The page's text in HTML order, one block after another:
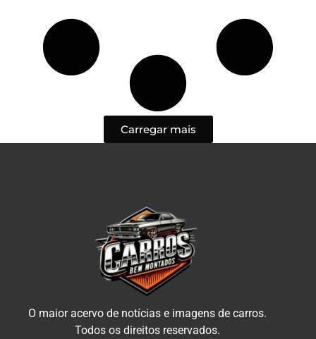
Carregar mais
O maior acervo de notícias e imagens de carros.
Todos os direitos reservados.